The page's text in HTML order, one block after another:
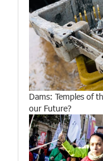
Dams: Temples of
our Future?